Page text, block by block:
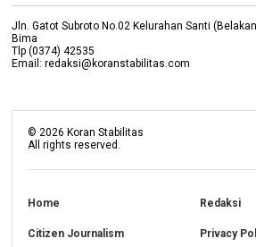
Jln. Gatot Subroto No.02 Kelurahan Santi
Bima
Tlp (0374) 42535
Email: redaksi@koranstabilitas.com
©2026 Koran Stabilitas
All rights reserved.
Home Redaksi
Citizen Journalism Privacy